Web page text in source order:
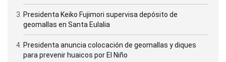
Presidenta Keiko Fujimori supervisa depósito de
geomallas en Santa Eulalia
Presidenta anuncia colocación de geomallas y diques
para prevenir huaicos por El Niño